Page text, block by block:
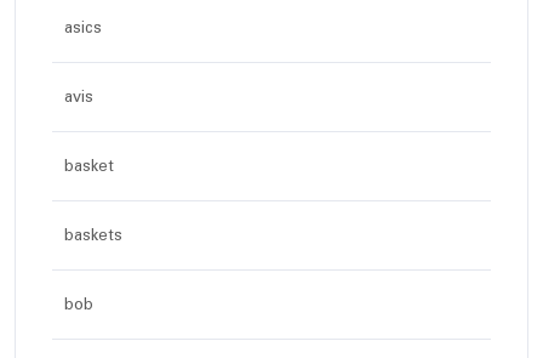
asics
avis
basket
baskets
bob